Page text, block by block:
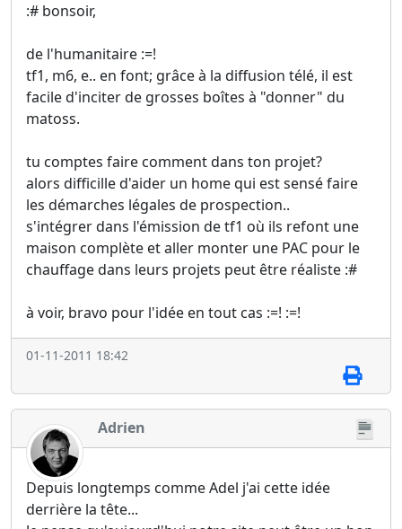
:# bonsoir,
de l'humanitaire :=!
tf1, m6, e.. en font; grâce à la diffusion télé, il est
facile d'inciter de grosses boîtes à "donner" du
matoss.
tu comptes faire comment dans ton projet?
alors difficille d'aider un home qui est sensé faire
les démarches légales de prospection..
s'intégrer dans l'émission de tf1 où ils refont une
maison complète et aller monter une PAC pour le
chauffage dans leurs projets peut être réaliste :#
à voir, bravo pour l'idée en tout cas :=! :=!
01-11-2011 18:42
Adrien
Depuis longtemps comme Adel j'ai cette idée
derrière la tête...